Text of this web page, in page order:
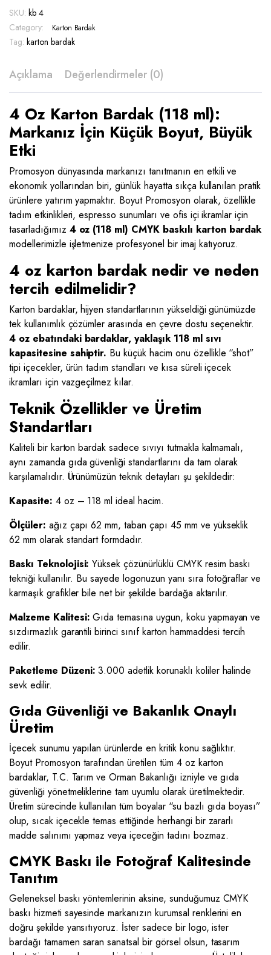
4
quantity
SKU: kb 4
Category:
Karton Bardak
Tag: karton bardak
Açıklama Değerlendirmeler (0)
4 Oz Karton Bardak (118 ml):
Markanız İçin Küçük Boyut, Büyük
Etki
Promosyon dünyasında markanızı tanıtmanın en etkili ve
ekonomik yollarından biri, günlük hayatta sıkça kullanılan pratik
ürünlere yatırım yapmaktır. Boyut Promosyon olarak, özellikle
tadım etkinlikleri, espresso sunumları ve ofis içi ikramlar için
tasarladığımız 4 oz (118 ml) CMYK baskılı karton bardak
modellerimizle işletmenize profesyonel bir imaj katıyoruz.
4 oz karton bardak nedir ve neden
tercih edilmelidir?
Karton bardaklar, hijyen standartlarının yükseldiği günümüzde
tek kullanımlık çözümler arasında en çevre dostu seçenektir.
4 oz ebatındaki bardaklar, yaklaşık 118 ml sıvı
kapasitesine sahiptir. Bu küçük hacim onu özellikle “shot”
tipi içecekler, ürün tadım standları ve kısa süreli içecek
ikramları için vazgeçilmez kılar.
Teknik Özellikler ve Üretim
Standartları
Kaliteli bir karton bardak sadece sıvıyı tutmakla kalmamalı,
aynı zamanda gıda güvenliği standartlarını da tam olarak
karşılamalıdır. Ürünümüzün teknik detayları şu şekildedir:
Kapasite: 4 oz – 118 ml ideal hacim.
Ölçüler: ağız çapı 62 mm, taban çapı 45 mm ve yükseklik
62 mm olarak standart formdadır.
Baskı Teknolojisi: Yüksek çözünürlüklü CMYK resim baskı
tekniği kullanılır. Bu sayede logonuzun yanı sıra fotoğraflar ve
karmaşık grafikler bile net bir şekilde bardağa aktarılır.
Malzeme Kalitesi: Gıda temasına uygun, koku yapmayan ve
sızdırmazlık garantili birinci sınıf karton hammaddesi tercih
edilir.
Paketleme Düzeni: 3.000 adetlik korunaklı koliler halinde
sevk edilir.
Gıda Güvenliği ve Bakanlık Onaylı
Üretim
İçecek sunumu yapılan ürünlerde en kritik konu sağlıktır.
Boyut Promosyon tarafından üretilen tüm 4 oz karton
bardaklar, T.C. Tarım ve Orman Bakanlığı izniyle ve gıda
güvenliği yönetmeliklerine tam uyumlu olarak üretilmektedir.
Üretim sürecinde kullanılan tüm boyalar “su bazlı gıda boyası”
olup, sıcak içecekle temas ettiğinde herhangi bir zararlı
madde salınımı yapmaz veya içeceğin tadını bozmaz.
CMYK Baskı ile Fotoğraf Kalitesinde
Tanıtım
Geleneksel baskı yöntemlerinin aksine, sunduğumuz CMYK
baskı hizmeti sayesinde markanızın kurumsal renklerini en
doğru şekilde yansıtıyoruz. İster sadece bir logo, ister
bardağı tamamen saran sanatsal bir görsel olsun, tasarım